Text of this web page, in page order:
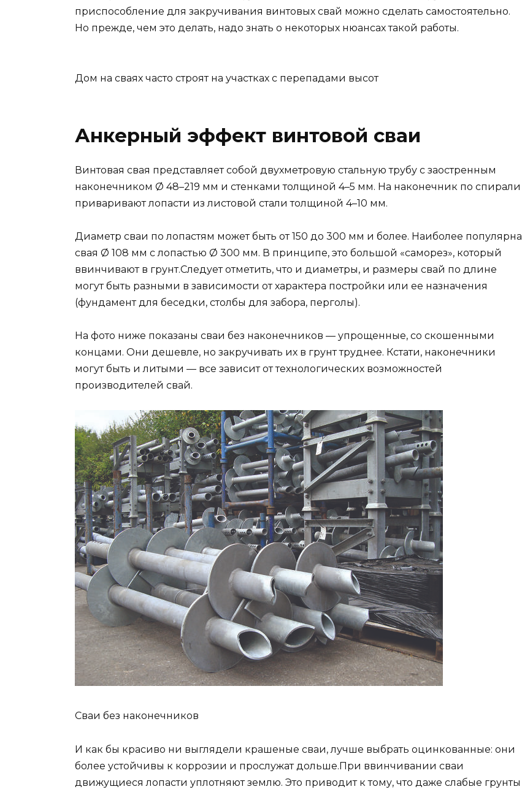
приспособление для закручивания винтовых свай можно сделать самостоятельно.
Но прежде, чем это делать, надо знать о некоторых нюансах такой работы.
Дом на сваях часто строят на участках с перепадами высот
Анкерный эффект винтовой сваи
Винтовая свая представляет собой двухметровую стальную трубу с заостренным
наконечником Ø 48–219 мм и стенками толщиной 4–5 мм. На наконечник по спирали
приваривают лопасти из листовой стали толщиной 4–10 мм.
Диаметр сваи по лопастям может быть от 150 до 300 мм и более. Наиболее популярна
свая Ø 108 мм с лопастью Ø 300 мм. В принципе, это большой «саморез», который
ввинчивают в грунт.Следует отметить, что и диаметры, и размеры свай по длине
могут быть разными в зависимости от характера постройки или ее назначения
(фундамент для беседки, столбы для забора, перголы).
На фото ниже показаны сваи без наконечников — упрощенные, со скошенными
концами. Они дешевле, но закручивать их в грунт труднее. Кстати, наконечники
могут быть и литыми — все зависит от технологических возможностей
производителей свай.
Сваи без наконечников
И как бы красиво ни выглядели крашеные сваи, лучше выбрать оцинкованные: они
более устойчивы к коррозии и прослужат дольше.При ввинчивании сваи
движущиеся лопасти уплотняют землю. Это приводит к тому, что даже слабые грунты